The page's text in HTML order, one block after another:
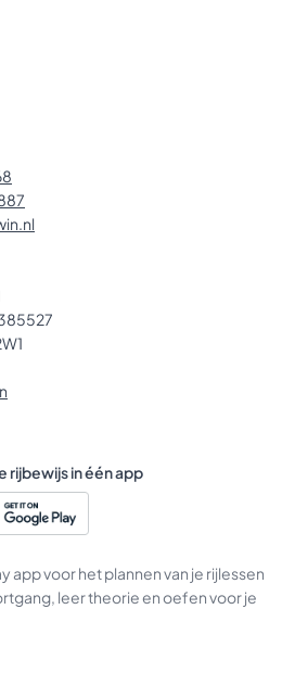
rijbewijs in één app
app voor het plannen van je rijlessen
leer theorie en oefen voor je